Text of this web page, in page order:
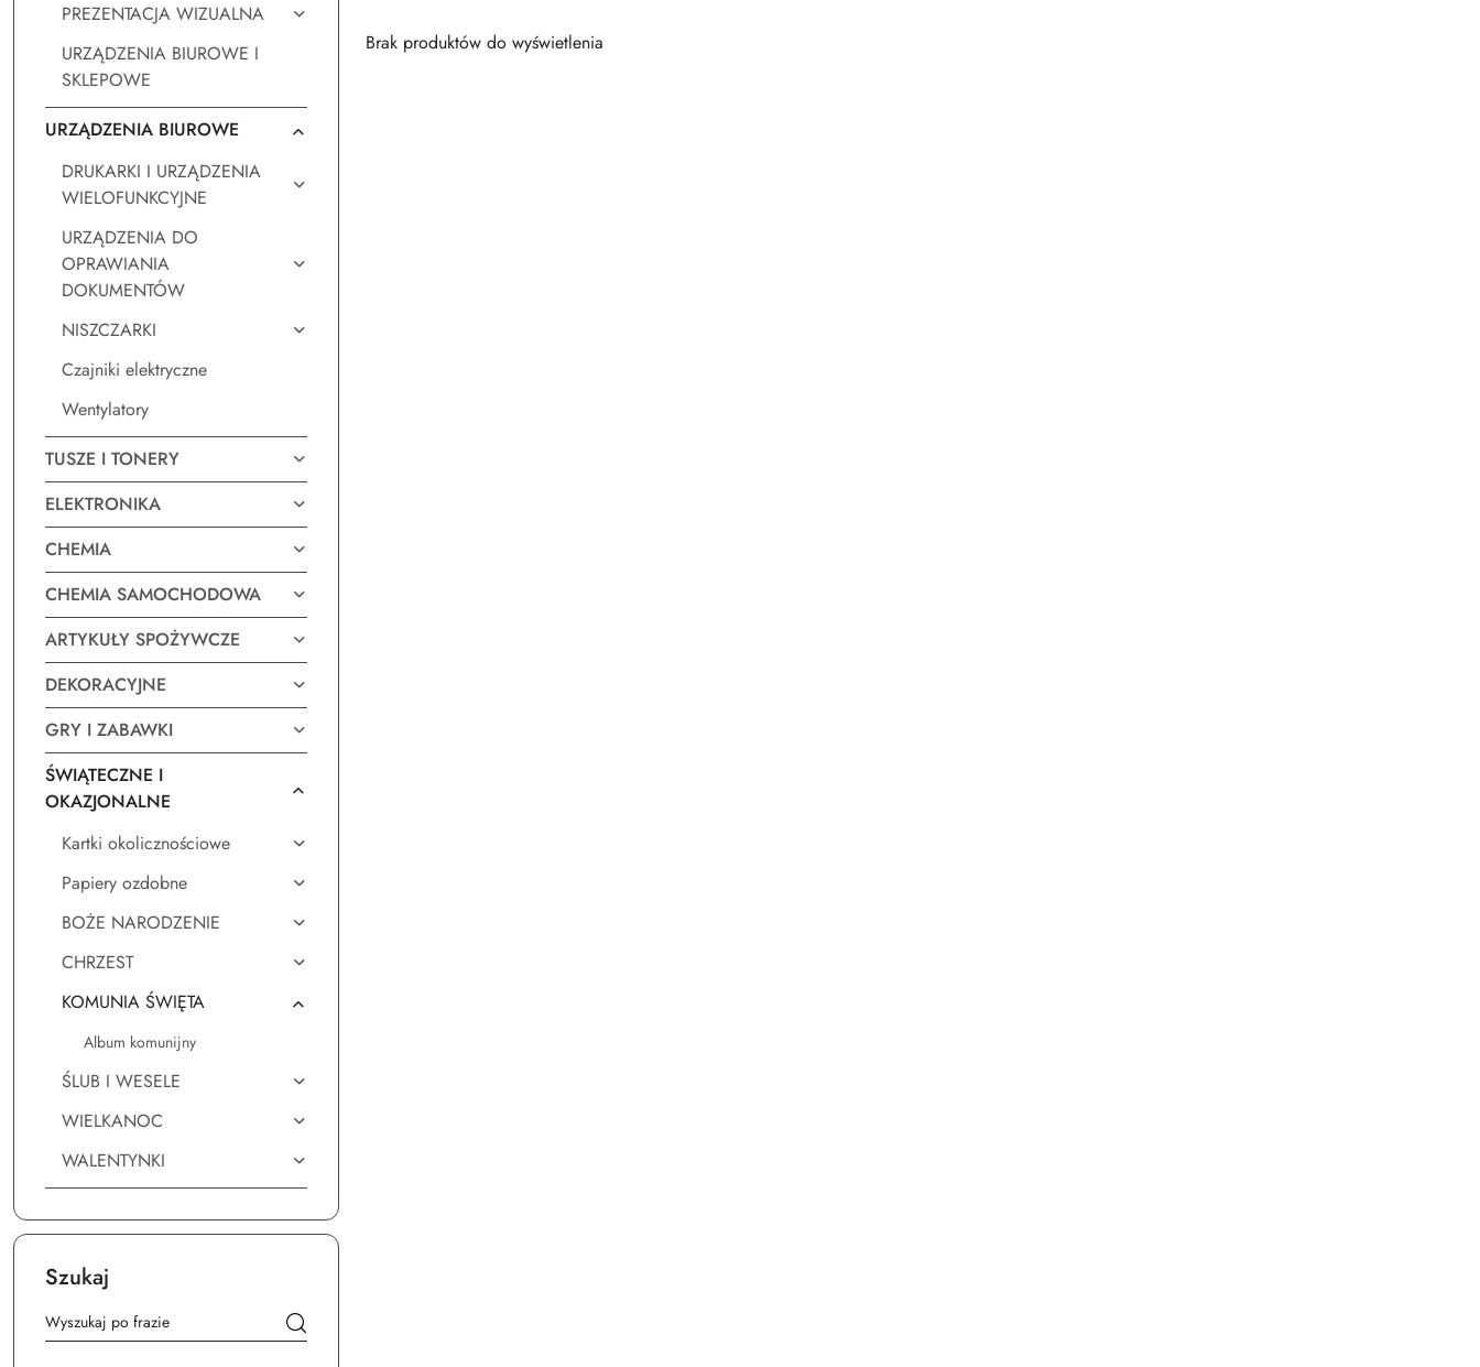
PREZENTACJA WIZUALNA
URZĄDZENIA BIUROWE I
SKLEPOWE
URZĄDZENIA BIUROWE
DRUKARKI I URZĄDZENIA
WIELOFUNKCYJNE
URZĄDZENIA DO
OPRAWIANIA
DOKUMENTÓW
NISZCZARKI
Czajniki elektryczne
Wentylatory
TUSZE I TONERY
ELEKTRONIKA
CHEMIA
CHEMIA SAMOCHODOWA
ARTYKUŁY SPOŻYWCZE
DEKORACYJNE
GRY I ZABAWKI
ŚWIĄTECZNE I
OKAZJONALNE
Kartki okolicznościowe
Papiery ozdobne
BOŻE NARODZENIE
CHRZEST
KOMUNIA ŚWIĘTA
Album komunijny
ŚLUB I WESELE
WIELKANOC
WALENTYNKI
Szukaj
Brak produktów do wyświetlenia